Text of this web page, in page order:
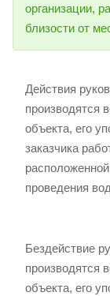
организации,
близости от
Действия
производятся
объекта, его
заказчика
проведения
Бездействие
производятся
объекта, его